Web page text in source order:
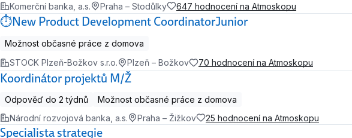
Komerční banka, a.s.
Praha – Stodůlky 647 hodnocení na Atmoskopu
⏱️New Product Development CoordinatorJunior
Možnost občasné práce z domova
STOCK Plzeň-Božkov s.r.o.
Plzeň – Božkov 70 hodnocení na Atmoskopu
Koordinátor projektů M/Ž
Odpověď do 2 týdnů
Možnost občasné práce z domova
Národní rozvojová banka, a.s.
Praha – Žižkov 25 hodnocení na Atmoskopu
Specialista strategie